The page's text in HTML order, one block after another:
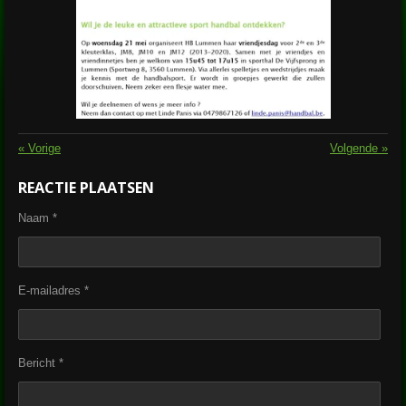
« Vorige Volgende »
REACTIE PLAATSEN
Naam *
E-mailadres *
Bericht *